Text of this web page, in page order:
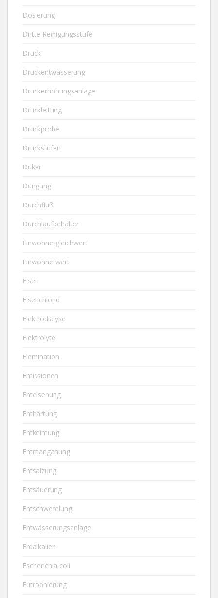
Dosierung
Dritte Reinigungsstufe
Druck
Druckentwässerung
Druckerhöhungsanlage
Druckleitung
Druckprobe
Druckstufen
Düker
Düngung
Durchfluß
Durchlaufbehälter
Einwohnergleichwert
Einwohnerwert
Eisen
Eisenchlorid
Elektrodialyse
Elektrolyte
Elemination
Emissionen
Enteisenung
Enthärtung
Entkeimung
Entmanganung
Entsalzung
Entsäuerung
Entschwefelung
Entwässerungsanlage
Erdalkalien
Escherichia coli
Eutrophierung